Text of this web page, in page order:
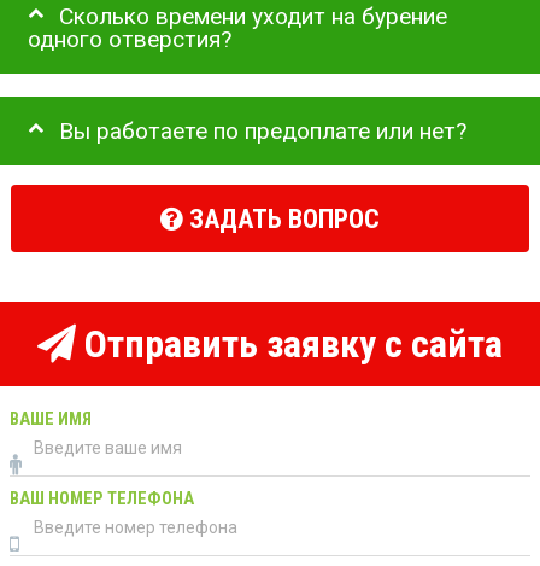
Сколько времени уходит на бурение
одного отверстия?
Вы работаете по предоплате или нет?
ЗАДАТЬ ВОПРОС
Отправить заявку с сайта
ВАШЕ ИМЯ
ВАШ НОМЕР ТЕЛЕФОНА